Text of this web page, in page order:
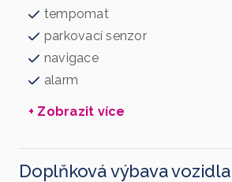
tempomat
parkovací senzor
navigace
alarm
+ Zobrazit více
Doplňková výbava vozidla